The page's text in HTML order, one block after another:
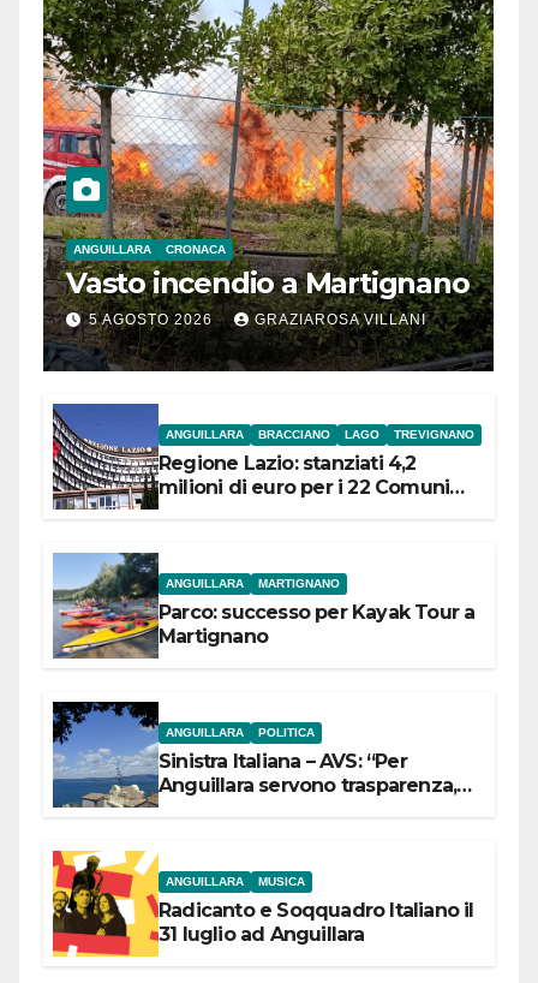
ANGUILLARA CRONACA
Vasto incendio a Martignano
5 AGOSTO 2026 GRAZIAROSA VILLANI
ANGUILLARA BRACCIANO LAGO TREVIGNANO
Regione Lazio: stanziati 4,2
milioni di euro per i 22 Comuni
ANGUILLARA MARTIGNANO
Parco: successo per Kayak Tour a
Martignano
ANGUILLARA POLITICA
Sinistra Italiana – AVS: “Per
Anguillara servono trasparenza,
ANGUILLARA MUSICA
Radicanto e Soqquadro Italiano il
31 luglio ad Anguillara